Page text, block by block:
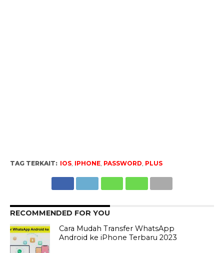
TAG TERKAIT: IOS, IPHONE, PASSWORD PLUS
RECOMMENDED FOR YOU
Cara Mudah Transfer WhatsApp
Android ke iPhone Terbaru 2023